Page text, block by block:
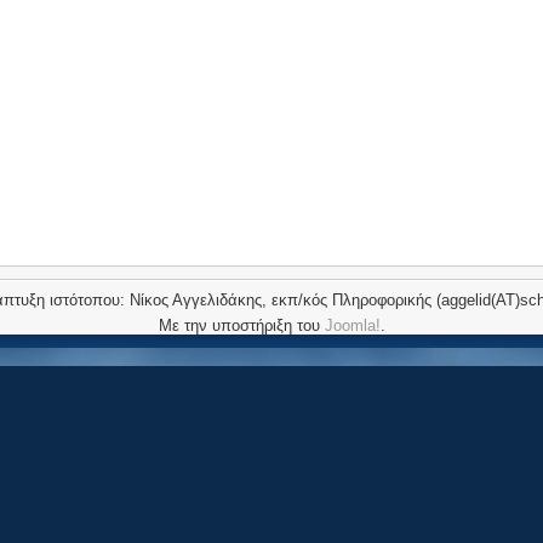
ιστότοπου: Νίκος Αγγελιδάκης, εκπ/κός Πληροφορικής
Με την υποστήριξη του Joomla!.